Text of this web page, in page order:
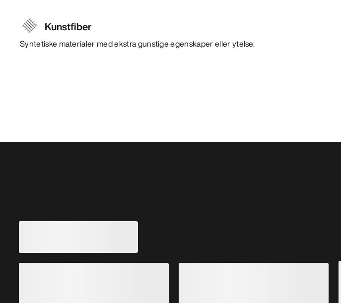
Kunstfiber
Syntetiske materialer med ekstra gunstige egenskaper eller ytelse.